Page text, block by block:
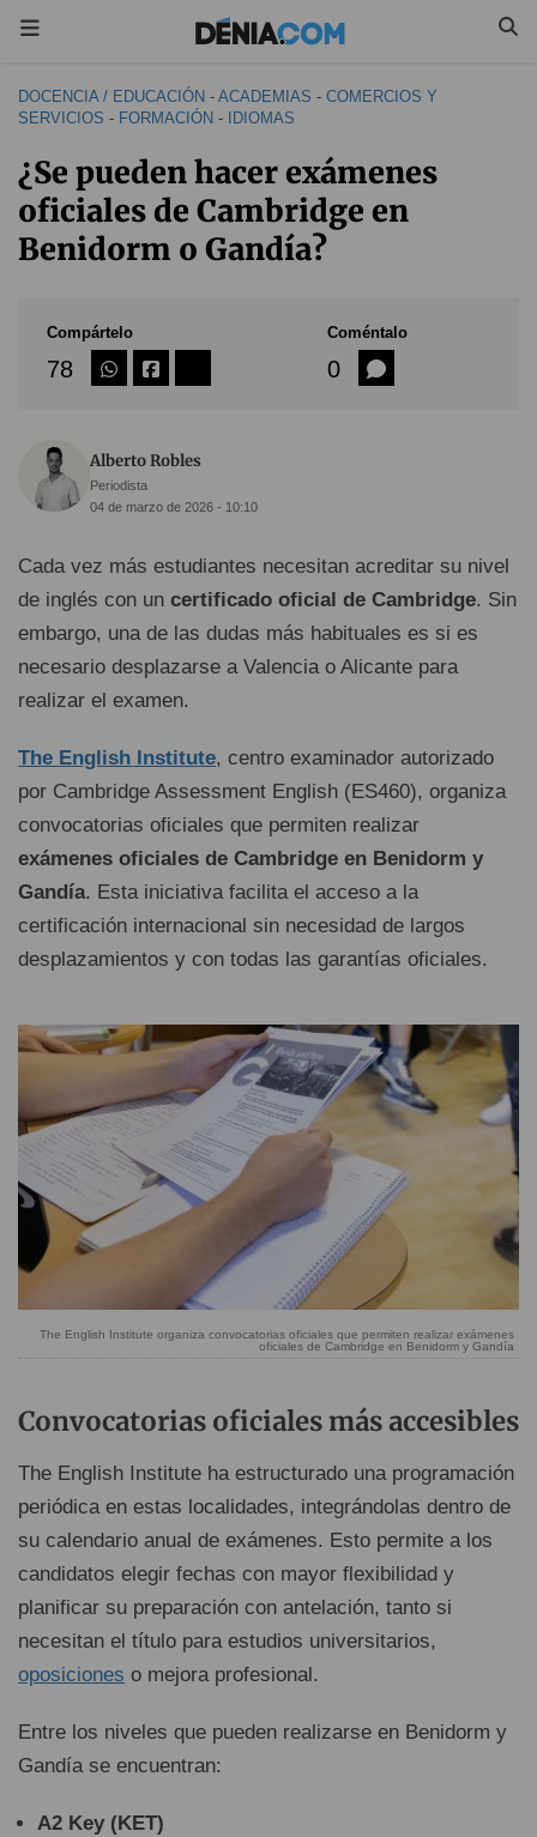
DOCENCIA / EDUCACIÓN - ACADEMIAS - COMERCIOS Y
SERVICIOS - FORMACIÓN - IDIOMAS
¿Se pueden hacer exámenes
oficiales de Cambridge en
Benidorm o Gandía?
Compártelo
78
Coméntalo
0
Alberto Robles
Periodista
04 de marzo de 2026 - 10:10
Cada vez más estudiantes necesitan acreditar su nivel
de inglés con un certificado oficial de Cambridge. Sin
embargo, una de las dudas más habituales es si es
necesario desplazarse a Valencia o Alicante para
realizar el examen.
The English Institute, centro examinador autorizado
por Cambridge Assessment English (ES460), organiza
convocatorias oficiales que permiten realizar
exámenes oficiales de Cambridge en Benidorm y
Gandía. Esta iniciativa facilita el acceso a la
certificación internacional sin necesidad de largos
desplazamientos y con todas las garantías oficiales.
The English Institute organiza convocatorias oficiales que permiten realizar exámenes
oficiales de Cambridge en Benidorm y Gandía
Convocatorias oficiales más accesibles
The English Institute ha estructurado una programación
periódica en estas localidades, integrándolas dentro de
su calendario anual de exámenes. Esto permite a los
candidatos elegir fechas con mayor flexibilidad y
planificar su preparación con antelación, tanto si
necesitan el título para estudios universitarios,
oposiciones o mejora profesional.
Entre los niveles que pueden realizarse en Benidorm y
Gandía se encuentran:
A2 Key (KET)